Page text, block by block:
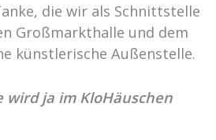
die wir als Schnittstelle
Großmarkthalle und dem
künstlerische Außenstelle.
wird ja im KloHäuschen